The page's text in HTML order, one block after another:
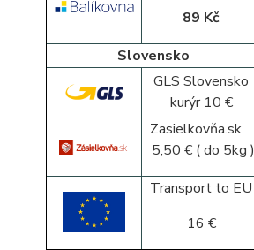
89 Kč
Slovensko
GLS Slovensko
kurýr 10 €
Zasielkovňa.sk
5,50 € ( do 5kg )
Transport to EU
16 €